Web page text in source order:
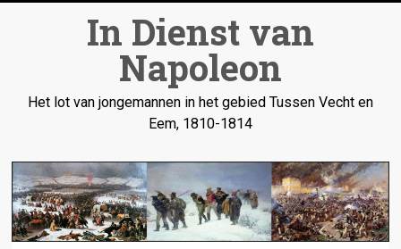
In Dienst van
Napoleon
Het lot van jongemannen in het gebied Tussen Vecht en
Eem, 1810-1814